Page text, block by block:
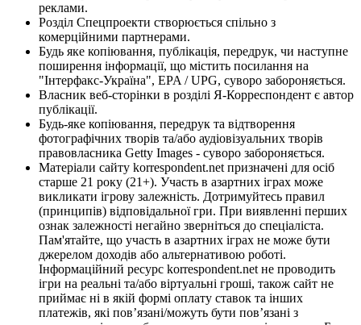
реклами.
Розділ Спецпроекти створюється спільно з
комерційними партнерами.
Будь яке копіювання, публікація, передрук, чи наступне
поширення інформації, що містить посилання на
"Інтерфакс-Україна", EPA / UPG, суворо забороняється.
Власник веб-сторінки в розділі Я-Корреспондент є автор
публікації.
Будь-яке копіювання, передрук та відтворення
фотографічних творів та/або аудіовізуальних творів
правовласника Getty Images - суворо забороняється.
Матеріали сайту korrespondent.net призначені для осіб
старше 21 року (21+). Участь в азартних іграх може
викликати ігрову залежність. Дотримуйтесь правил
(принципів) відповідальної гри. При виявленні перших
ознак залежності негайно зверніться до спеціаліста.
Пам'ятайте, що участь в азартних іграх не може бути
джерелом доходів або альтернативою роботі.
Інформаційний ресурс korrespondent.net не проводить
ігри на реальні та/або віртуальні гроші, також сайт не
приймає ні в якій формі оплату ставок та інших
платежів, які пов’язані/можуть бути пов’язані з